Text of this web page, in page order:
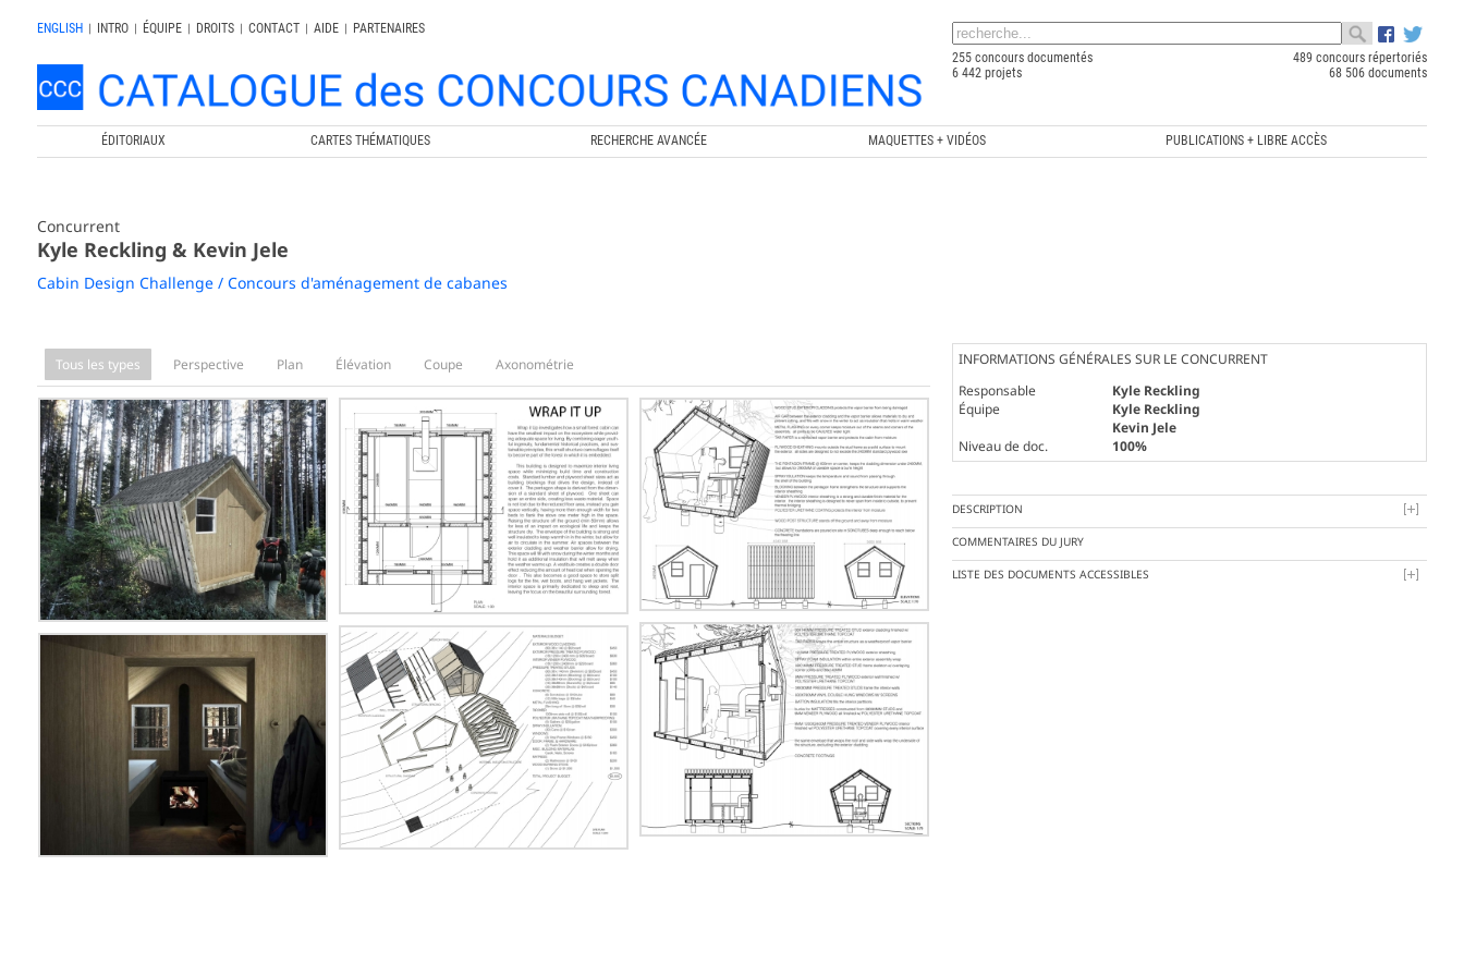
ENGLISH | INTRO | ÉQUIPE | DROITS | CONTACT | AIDE |
PARTENAIRES
255 concours documentés
489 concours répertoriés
6 442 projets
68 506 documents
ÉDITORIAUX CARTES THÉMATIQUES RECHERCHE AVANCÉE MAQUETTES + VIDÉOS PUBLICATIONS + LIBRE ACCÈS
Concurrent
Kyle Reckling & Kevin Jele
Cabin Design Challenge / Concours d'aménagement de cabanes
Tous les types Perspective Plan Élévation Coupe Axonométrie
INFORMATIONS GÉNÉRALES SUR LE CONCURRENT
Responsable
Kyle Reckling
Équipe
Kyle Reckling
Kevin Jele
Niveau de doc.
100%
DESCRIPTION
COMMENTAIRES DU JURY
LISTE DES DOCUMENTS ACCESSIBLES